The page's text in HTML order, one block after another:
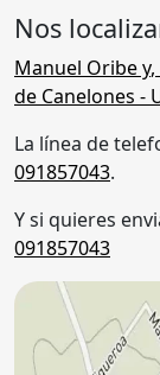
Nos
Manuel Oribe y,
de Canelones -
La línea de
091857043.
Y si quieres
091857043